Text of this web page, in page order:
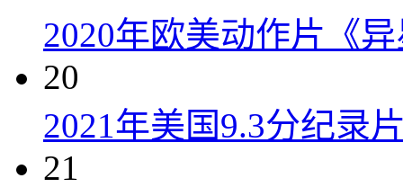
2020年欧美动作片《
20
2021年美国9.3分纪录
21